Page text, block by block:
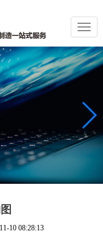
切
换
导
航
10 08:28:13